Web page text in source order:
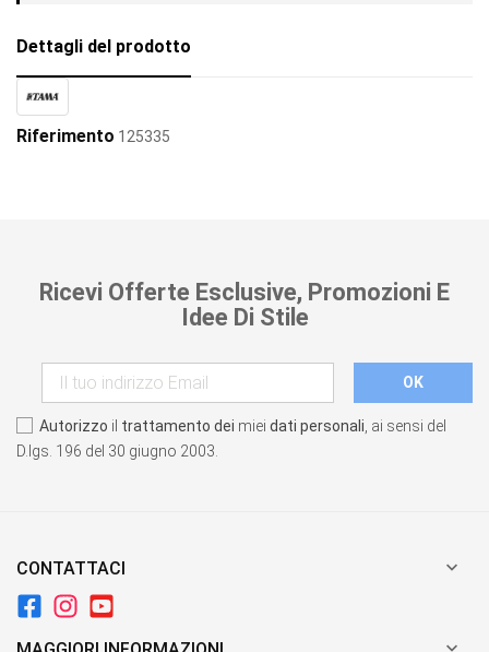
Dettagli del prodotto
Riferimento 125335
Ricevi Offerte Esclusive, Promozioni E
Idee Di Stile
Autorizzo il trattamento dei miei dati personali, ai sensi del
D.lgs. 196 del 30 giugno 2003.
CONTATTACI 